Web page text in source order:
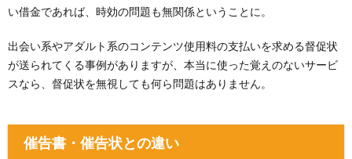
い借金であれば、時効の問題も無関係ということに。
出会い系やアダルト系のコンテンツ使用料の支払いを求める督促状
が送られてくる事例がありますが、本当に使った覚えのないサービ
スなら、督促状を無視しても何ら問題はありません。
催告書・催告状との違い